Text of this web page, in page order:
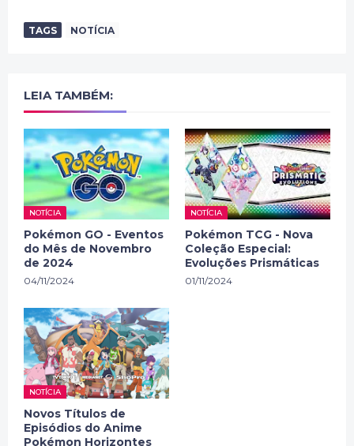
TAGS NOTÍCIA
LEIA TAMBÉM:
NOTÍCIA
Pokémon GO - Eventos
do Mês de Novembro
de 2024
04/11/2024
NOTÍCIA
Pokémon TCG - Nova
Coleção Especial:
Evoluções Prismáticas
01/11/2024
NOTÍCIA
Novos Títulos de
Episódios do Anime
Pokémon Horizontes